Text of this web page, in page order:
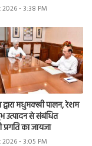
- 3:38 PM
मधुमक्खी पालन, रेशम
उत्पादन से संबंधित
का जायजा
- 3:05 PM